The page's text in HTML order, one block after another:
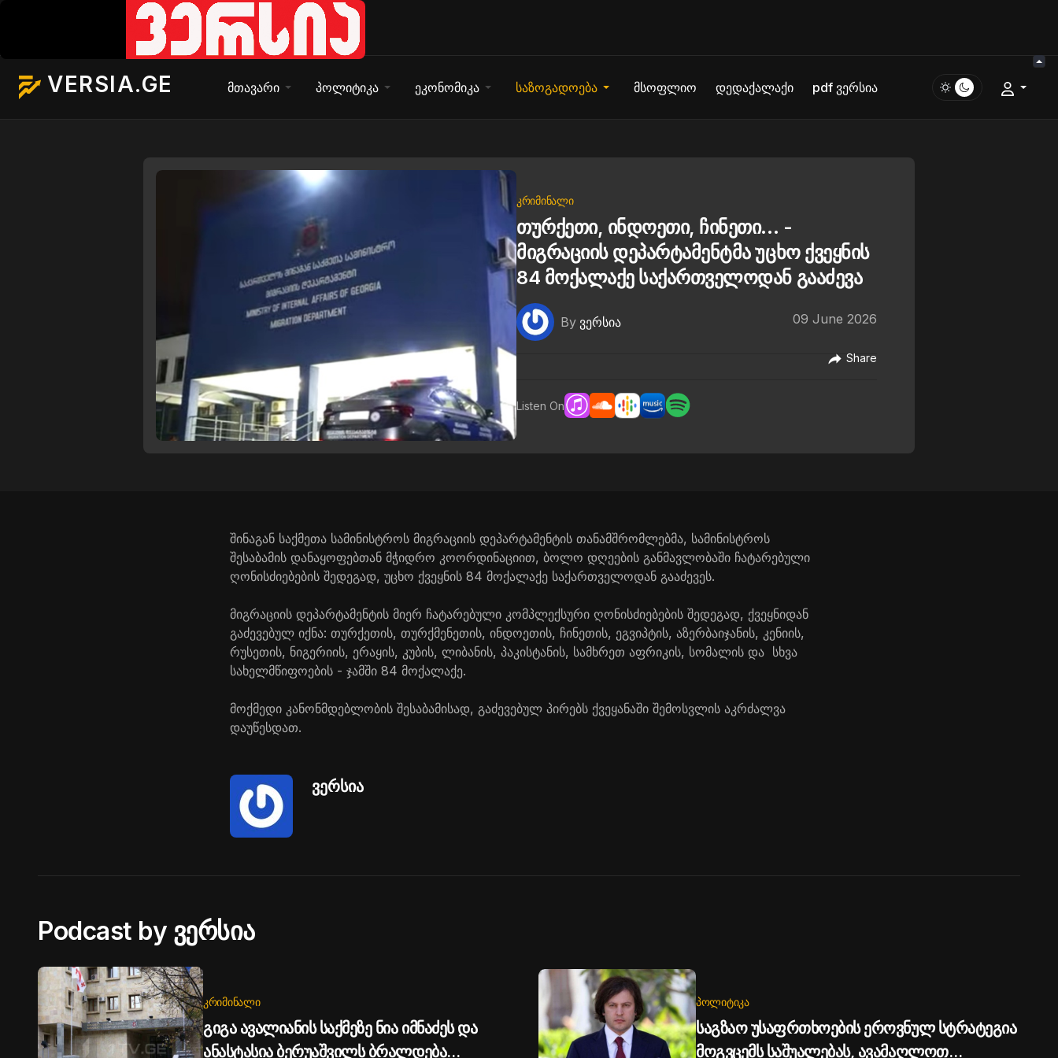
VERSIA.GE მთავარი პოლიტიკა ეკონომიკა საზოგადოება მსოფლიო დედაქალაქი pdf ვერსია
ᲙᲠᲘᲛᲘᲜᲐᲚᲘ
თურქეთი, ინდოეთი, ჩინეთი... -
მიგრაციის დეპარტამენტმა უცხო ქვეყნის
84 მოქალაქე საქართველოდან გააძევა
By ვერსია 09 June 2026
Share
Listen On
შინაგან საქმეთა სამინისტროს მიგრაციის დეპარტამენტის თანამშრომლებმა, სამინისტროს
შესაბამის დანაყოფებთან მჭიდრო კოორდინაციით, ბოლო დღეების განმავლობაში ჩატარებული
ღონისძიებების შედეგად, უცხო ქვეყნის 84 მოქალაქე საქართველოდან გააძევეს.
მიგრაციის დეპარტამენტის მიერ ჩატარებული კომპლექსური ღონისძიებების შედეგად, ქვეყნიდან
გაძევებულ იქნა: თურქეთის, თურქმენეთის, ინდოეთის, ჩინეთის, ეგვიპტის, აზერბაიჯანის, კენიის,
რუსეთის, ნიგერიის, ერაყის, კუბის, ლიბანის, პაკისტანის, სამხრეთ აფრიკის, სომალის და სხვა
სახელმწიფოების - ჯამში 84 მოქალაქე.
მოქმედი კანონმდებლობის შესაბამისად, გაძევებულ პირებს ქვეყანაში შემოსვლის აკრძალვა
დაუწესდათ.
ვერსია
Podcast by ვერსია
ᲙᲠᲘᲛᲘᲜᲐᲚᲘ
გიგა ავალიანის საქმეზე ნია იმნაძეს და
ანასტასია ბერუაშვილს ბრალდება
ᲞᲝᲚᲘᲢᲘᲙᲐ
საგზაო უსაფრთხოების ეროვნულ სტრატეგია
მოგვცემს საშუალებას, ავამაღლოთ